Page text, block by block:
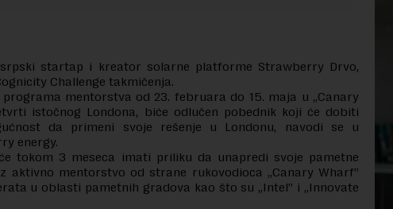
startap i kreator solarne platforme Strawberry Drvo,
Challenge takmičenja.
mentorstva od 23. februara do 15. maja u „Canary
istočnog Londona, biće odlučen pobednik koji će dobiti
da primeni svoje rešenje u Londonu, navodi se u
energy.
tokom 3 meseca imati priliku da unapredi svoje pametne
aktivno mentorstvo od strane rukovodioca „Canary Wharf”
u oblasti pametnih gradova kao što su „Intel” i „Innovate